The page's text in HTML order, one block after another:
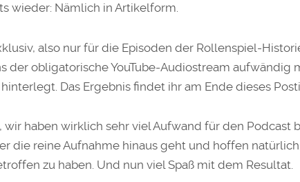
wieder: Nämlich in Artikelform.
also nur für die Episoden der Rollenspiel-
der obligatorische YouTube-Audiostream aufwändig
Das Ergebnis findet ihr am Ende dieses
wir haben wirklich sehr viel Aufwand für den Podcast
die reine Aufnahme hinaus geht und hoffen
zu haben. Und nun viel Spaß mit dem Resultat.